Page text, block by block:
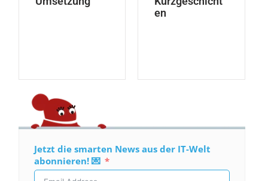
en
Jetzt die smarten News aus der IT-Welt
abonnieren! 💌